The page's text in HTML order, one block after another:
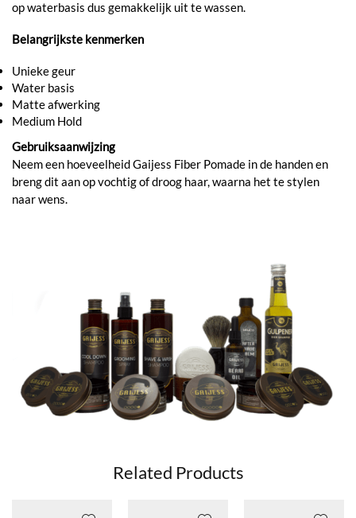
op waterbasis dus gemakkelijk uit te wassen.
Belangrijkste kenmerken
Unieke geur
Water basis
Matte afwerking
Medium Hold
Gebruiksaanwijzing
Neem een hoeveelheid Gaijess Fiber Pomade in de handen en
breng dit aan op vochtig of droog haar, waarna het te stylen
naar wens.
Related Products